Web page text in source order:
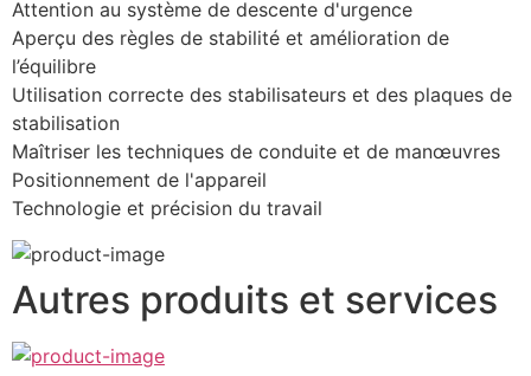
Attention au système de descente d'urgence
Aperçu des règles de stabilité et amélioration de
l’équilibre
Utilisation correcte des stabilisateurs et des plaques de
stabilisation
Maîtriser les techniques de conduite et de manœuvres
Positionnement de l'appareil
Technologie et précision du travail
Autres produits et services